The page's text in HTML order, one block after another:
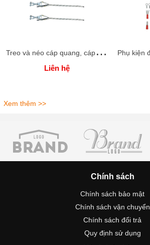
T
reo và néo cáp quang, cáp vặn xoắn
Liên hệ
Xem thêm >>
Chính sách
Chính sách bảo mật
Chính sách vận chuyển
Chính sách đổi trả
Quy định sử dụng